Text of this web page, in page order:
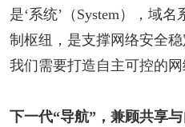
是‘系统’（System），域
制枢纽，是支撑网络安全
我们需要打造自主可控的网
下一代“导航”，兼顾共享